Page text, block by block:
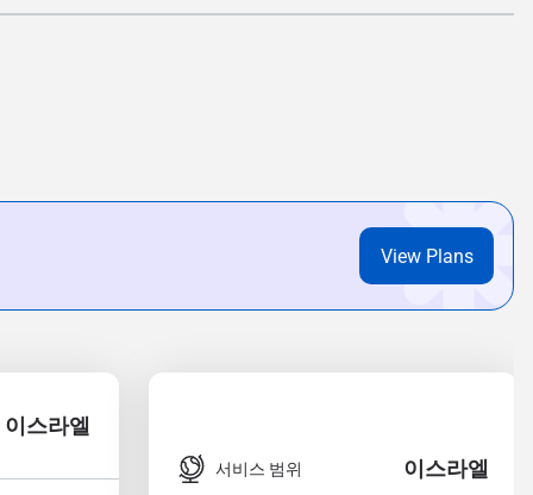
View Plans
이스라엘
서비스 범위 이스라엘